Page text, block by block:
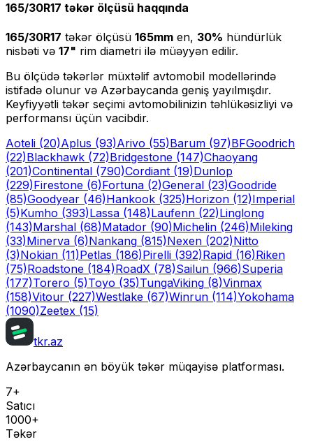
165/30R17 təkər ölçüsü haqqında
165/30R17 təkər ölçüsü 165mm en, 30% hündürlük
nisbəti və 17" rim diametri ilə müəyyən edilir.
Bu ölçüdə təkərlər müxtəlif avtomobil modellərində
istifadə olunur və Azərbaycanda geniş yayılmışdır.
Keyfiyyətli təkər seçimi avtomobilinizin təhlükəsizliyi və
performansı üçün vacibdir.
Aoteli (20)Aplus (93)Arivo (55)Barum (97)BFGoodrich
(22)Blackhawk (72)Bridgestone (147)Chaoyang
(201)Continental (790)Cordiant (19)Dunlop
(229)Firestone (6)Fortuna (2)General (23)Goodride
(85)Goodyear (46)Hankook (325)Horizon (12)Imperial
(5)Kumho (393)Lassa (148)Laufenn (22)Linglong
(143)Marshal (68)Matador (90)Michelin (246)Mileking
(33)Minerva (6)Nankang (815)Nexen (202)Nitto
(3)Nokian (11)Petlas (186)Pirelli (392)Rapid (16)Riken
(75)Roadstone (184)RoadX (78)Sailun (966)Superia
(177)Torero (5)Toyo (35)TungaViking (8)Vinmax
(158)Vitour (227)Westlake (67)Winrun (114)Yokohama
(1090)Zeetex (15)
tkr.az
Azərbaycanın ən böyük təkər müqayisə platforması.
7+
Satıcı
1000+
Təkər